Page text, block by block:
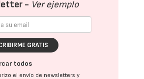
- Ver ejemplo
GRATIS
todos
el envío de newsletters y